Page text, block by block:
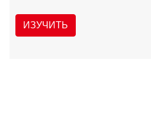
ИЗУЧИТЬ